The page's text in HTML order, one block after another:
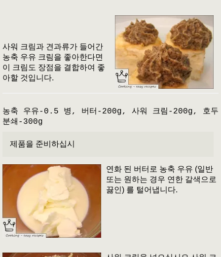
사워 크림과 견과류가 들어간
농축 우유 크림을 좋아한다면
이 크림도 장점을 결합하여 좋
아할 것입니다.
농축 우유-0.5 병, 버터-200g, 사워 크림-200g, 호두
분쇄-300g
제품을 준비하십시
연화 된 버터로 농축 우유 (일반
또는 원하는 경우 연한 갈색으로
끓인) 를 털어냅니다.